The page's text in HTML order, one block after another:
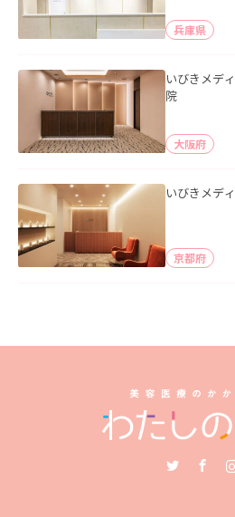
兵庫県
いびきメデ
院
大阪府
いびきメデ
京都府